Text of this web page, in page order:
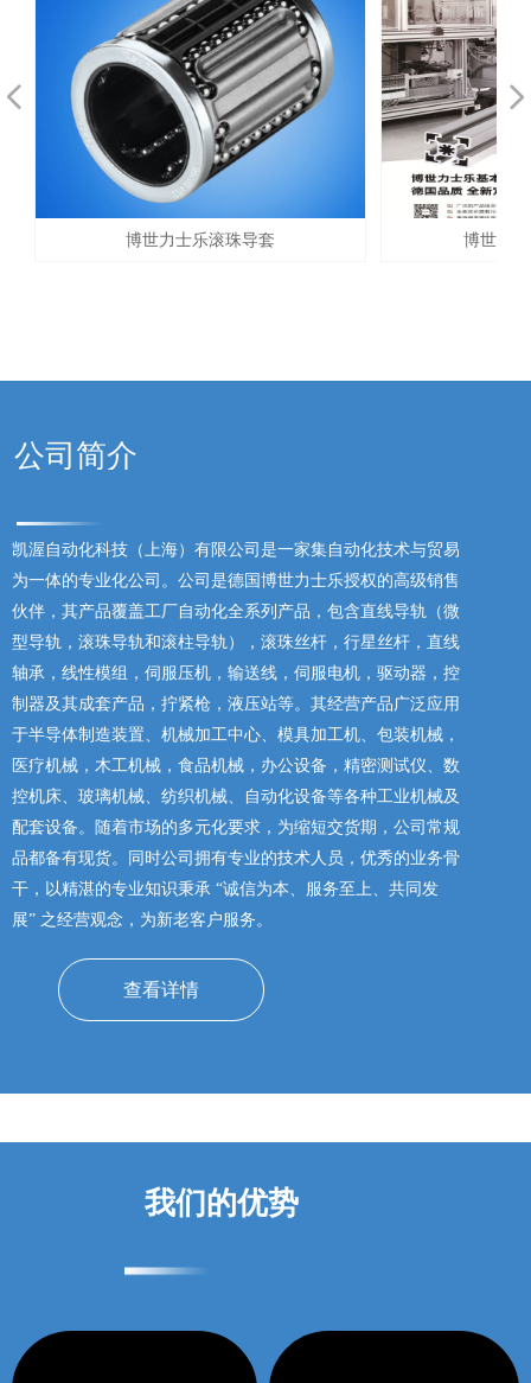
公司简介
凯渥自动化科技（上海）有限公司是一家集自动化技术与贸易
为一体的专业化公司。公司是德国博世力士乐授权的高级销售
伙伴，其产品覆盖工厂自动化全系列产品，包含直线导轨（微
型导轨，滚珠导轨和滚柱导轨），滚珠丝杆，行星丝杆，直线
轴承，线性模组，伺服压机，输送线，伺服电机，驱动器，控
制器及其成套产品，拧紧枪，液压站等。其经营产品广泛应用
于半导体制造装置、机械加工中心、模具加工机、包装机械，
医疗机械，木工机械，食品机械，办公设备，精密测试仪、数
控机床、玻璃机械、纺织机械、自动化设备等各种工业机械及
配套设备。随着市场的多元化要求，为缩短交货期，公司常规
品都备有现货。同时公司拥有专业的技术人员，优秀的业务骨
干，以精湛的专业知识秉承 “诚信为本、服务至上、共同发
展” 之经营观念，为新老客户服务。
查看详情
博世力士乐滚珠导套 博世力
넳 넲
我们的优势
换。杰出的特点